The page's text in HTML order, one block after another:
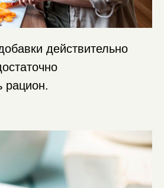
действительно
рацион.